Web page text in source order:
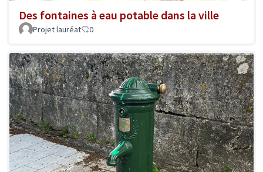
Des fontaines à eau potable dans la ville
Projet lauréat 0